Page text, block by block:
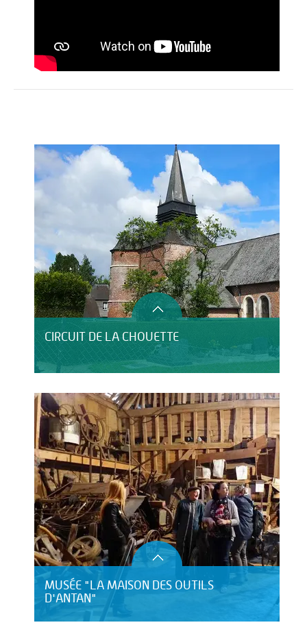
CIRCUIT DE LA CHOUETTE
MUSÉE "LA MAISON DES OUTILS
D'ANTAN"